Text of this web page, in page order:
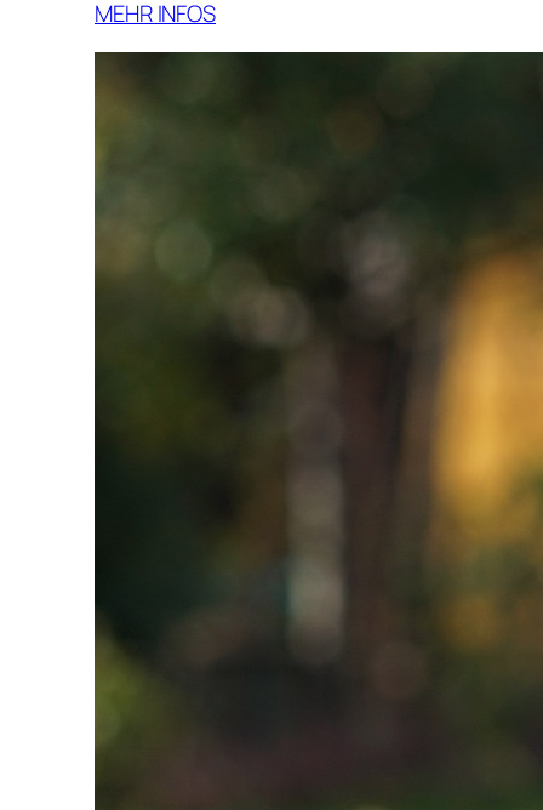
MEHR INFOS